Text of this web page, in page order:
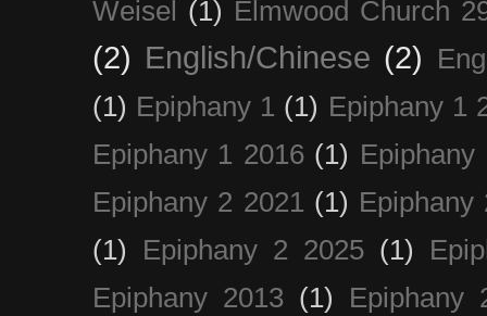
Weisel
(1) Elmwood Church
(2) English/Chinese (2)
(1) Epiphany 1 (1) Epiphany 1
Epiphany 1 2016 (1) Epiphany
Epiphany 2 2021 (1) Epiphany
(1)
Epiphany 2 2025 (1)
Epiphany 2013 (1)
Epiphany